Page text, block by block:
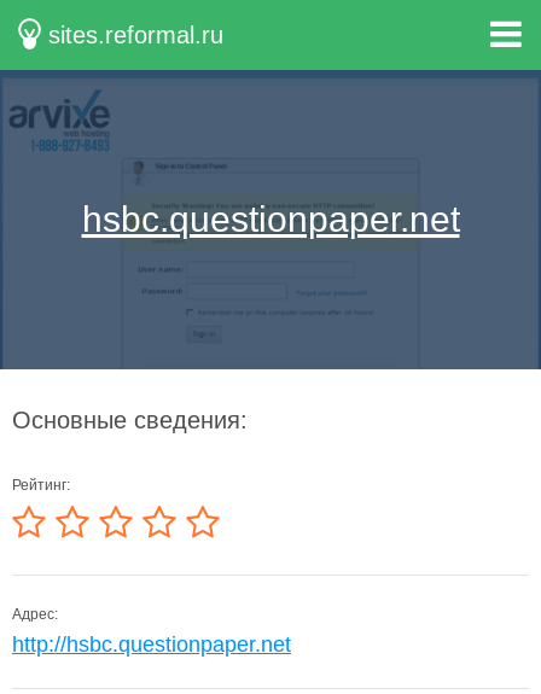
sites.reformal.ru
hsbc.questionpaper.net
Основные сведения:
Рейтинг:
Адрес:
http://hsbc.questionpaper.net